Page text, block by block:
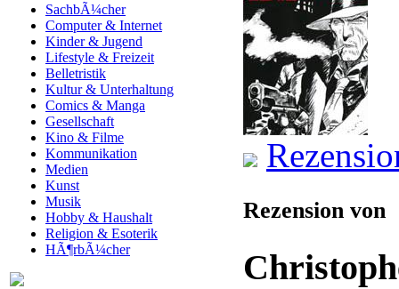
SachbÃ¼cher
Computer & Internet
Kinder & Jugend
Lifestyle & Freizeit
Belletristik
Kultur & Unterhaltung
Comics & Manga
Gesellschaft
Kino & Filme
Kommunikation
Medien
Kunst
Musik
Hobby & Haushalt
Religion & Esoterik
HÃ¶rbÃ¼cher
Rezension von